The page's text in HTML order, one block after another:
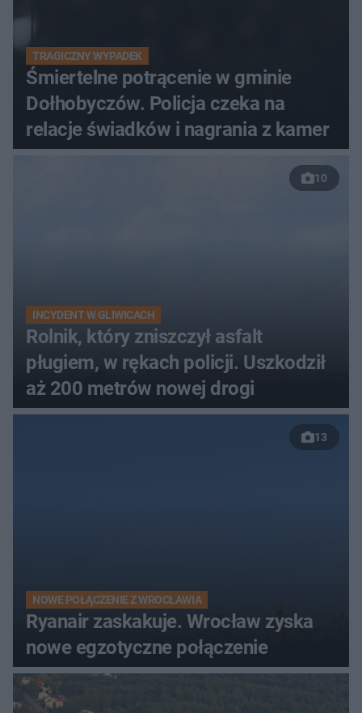
TRAGICZNY WYPADEK
Śmiertelne potrącenie w gminie
Dołhobyczów. Policja czeka na
relacje świadków i nagrania z kamer
10
INCYDENT W GLIWICACH
Rolnik, który zniszczył asfalt
pługiem, w rękach policji. Uszkodził
aż 200 metrów nowej drogi
13
NOWE POŁĄCZENIE Z WROCŁAWIA
Ryanair zaskakuje. Wrocław zyska
nowe egzotyczne połączenie